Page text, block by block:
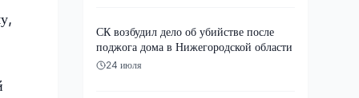
СК возбудил дело об убийстве после
поджога дома в Нижегородской области
24 июля